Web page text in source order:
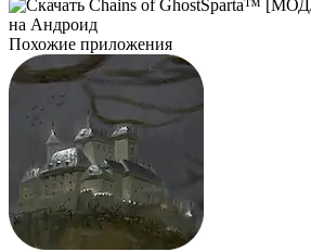
Похожие приложения